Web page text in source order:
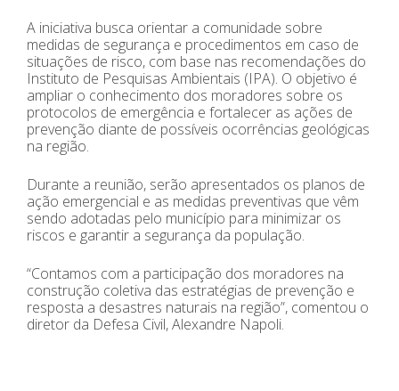
A iniciativa busca orientar a comunidade sobre
medidas de segurança e procedimentos em caso de
situações de risco, com base nas recomendações do
Instituto de Pesquisas Ambientais (IPA). O objetivo é
ampliar o conhecimento dos moradores sobre os
protocolos de emergência e fortalecer as ações de
prevenção diante de possíveis ocorrências geológicas
na região.
Durante a reunião, serão apresentados os planos de
ação emergencial e as medidas preventivas que vêm
sendo adotadas pelo município para minimizar os
riscos e garantir a segurança da população.
“Contamos com a participação dos moradores na
construção coletiva das estratégias de prevenção e
resposta a desastres naturais na região”, comentou o
diretor da Defesa Civil, Alexandre Napoli.